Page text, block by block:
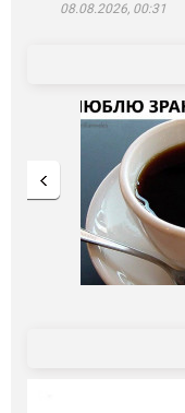
08.08.2026, 00:31